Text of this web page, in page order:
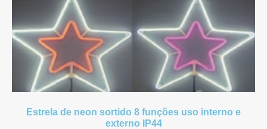
Estrela de neon sortido 8 funções uso interno e
externo IP44